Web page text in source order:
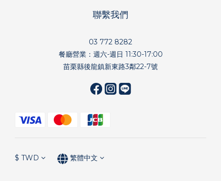
聯繫我們
03 772 8282
餐廳營業：週六-週日 11:30-17:00
苗栗縣後龍鎮新東路3鄰22-7號
$ TWD 繁體中文